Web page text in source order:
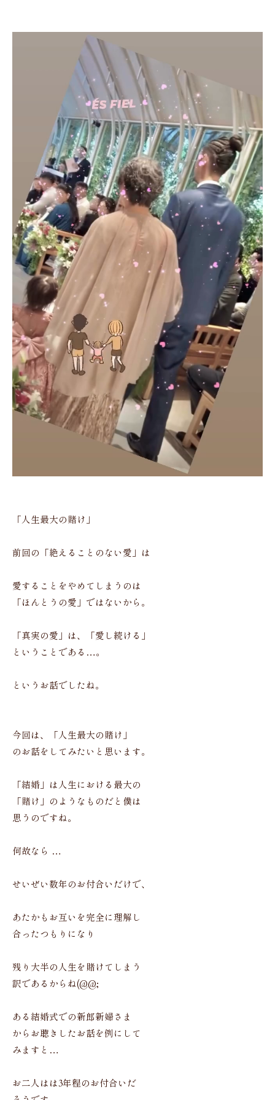
「人生最大の賭け」
前回の「絶えることのない愛」は
愛することをやめてしまうのは
「ほんとうの愛」ではないから。
「真実の愛」は、「愛し続ける」
ということである…。
というお話でしたね。
今回は、「人生最大の賭け」
のお話をしてみたいと思います。
「結婚」は人生における最大の
「賭け」のようなものだと僕は
思うのですね。
何故なら …
せいぜい数年のお付合いだけで、
あたかもお互いを完全に理解し
合ったつもりになり
残り大半の人生を賭けてしまう
訳であるからね(@@;
ある結婚式での新郎新婦さま
からお聴きしたお話を例にして
みますと…
お二人はは3年程のお付合いだ